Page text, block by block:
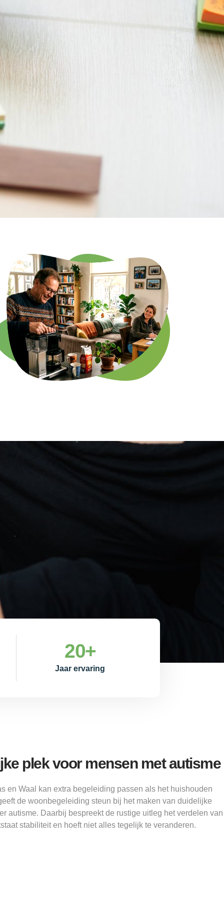
Jaar ervaring
20+
plek voor mensen met autisme
en Waal kan extra begeleiding passen als het huishouden
de woonbegeleiding steun bij het maken van duidelijke
autisme. Daarbij bespreekt de rustige uitleg het verdelen van
stabiliteit en hoeft niet alles tegelijk te veranderen.